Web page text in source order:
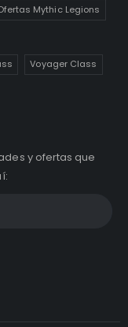
Mythic Legions
Voyager Class
y ofertas que